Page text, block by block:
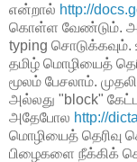
என்றால் http://
கொள்ள வேண்டும். அது
typing சொடுக்கவும்.
தமிழ் மொழியைத்
மூலம் பேசலாம்.
அல்லது "block"
அதேபோல http://
மொழியைத் தெரிவு
பிழைகளை நீக்கிக்